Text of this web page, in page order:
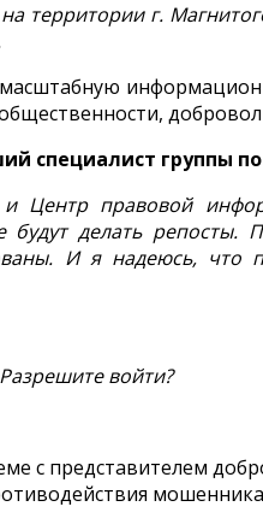
территории г.
специалист группы
и Центр правовой
будут делать
И я надеюсь, что
войти?
с представителем